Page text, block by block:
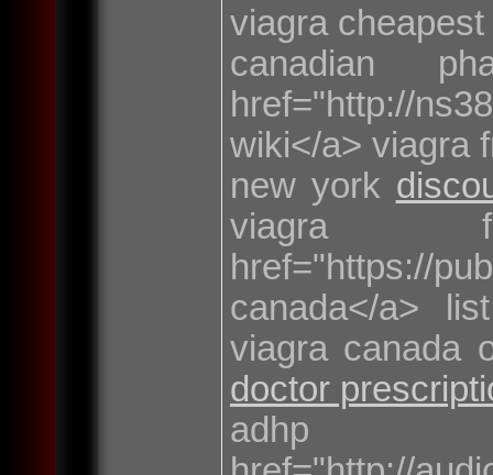
viagra
canadian
href="http://
wiki</a> viagra
new york
viagra
href="https://
canada</a>
viagra canada
doctor